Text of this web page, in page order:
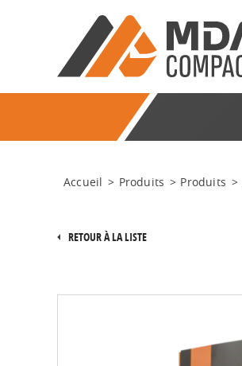
Accueil > Produits > Produits >
RETOUR À LA LISTE